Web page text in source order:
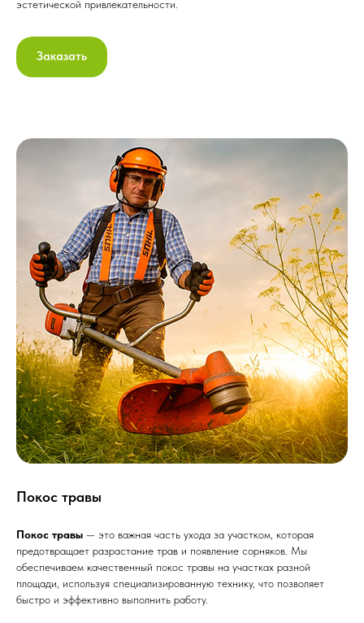
эстетической привлекательности.
Заказать
Покос травы
Покос травы — это важная часть ухода за участком, которая
предотвращает разрастание трав и появление сорняков. Мы
обеспечиваем качественный покос травы на участках разной
площади, используя специализированную технику, что позволяет
быстро и эффективно выполнить работу.